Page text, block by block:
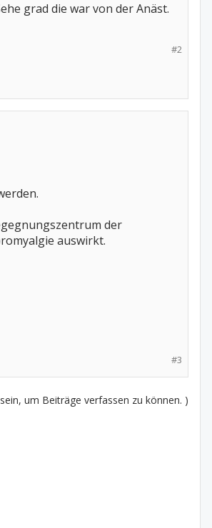
grad die war von der Anäst.
#2
der
auswirkt.
#3
um Beiträge verfassen zu können. )